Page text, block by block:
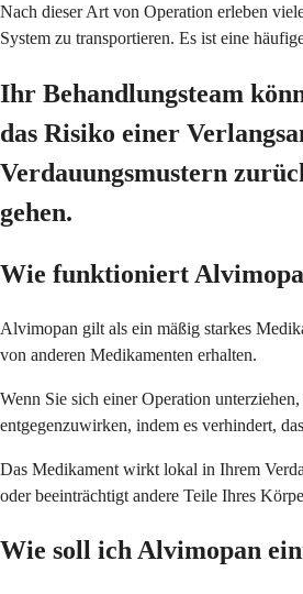
Nach dieser Art von Operation erleben
System zu transportieren. Es ist eine
Ihr Behandlungsteam
das Risiko einer
Verdauungsmustern
gehen.
Wie funktioniert
Alvimopan gilt als ein mäßig starkes
von anderen Medikamenten erhalten.
Wenn Sie sich einer Operation
entgegenzuwirken, indem es verhindert,
Das Medikament wirkt lokal in Ihrem
oder beeinträchtigt andere Teile Ihres
Wie soll ich Alvimopan